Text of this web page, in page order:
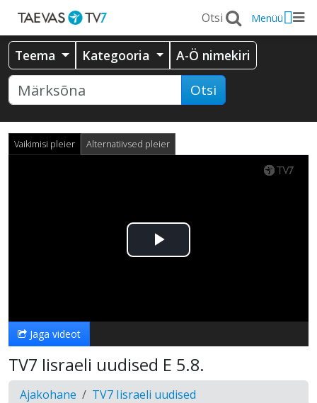
Menüü
Teema Kategooria A-Ö nimekiri
Otsi
Vaikimisi pleier Alternatiivsed pleier
Esita
Jaga videot
TV7 Iisraeli uudised E 5.8.
Ajakohane TV7 Iisraeli uudised